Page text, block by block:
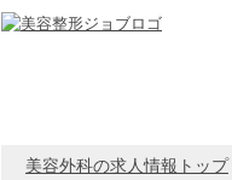
美容外科の求人情報トップ